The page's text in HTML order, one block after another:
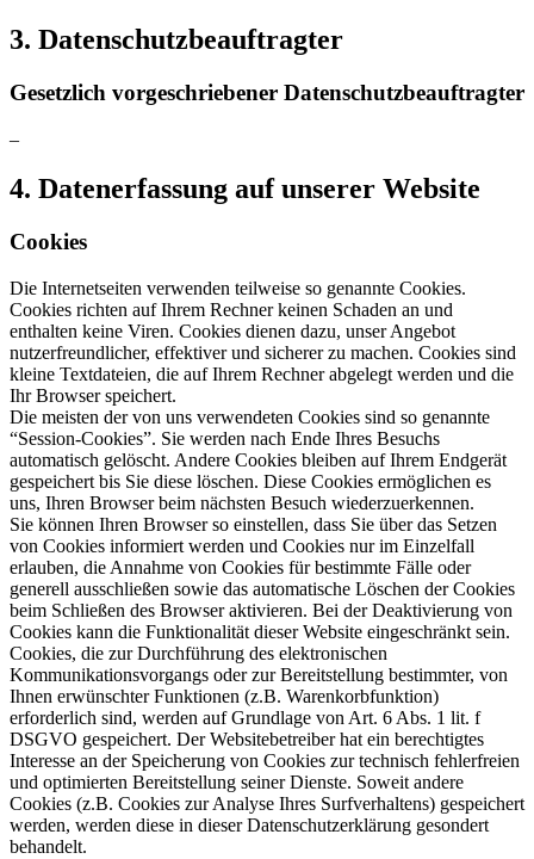
3. Datenschutzbeauftragter
Gesetzlich vorgeschriebener Datenschutzbeauftragter
–
4. Datenerfassung auf unserer Website
Cookies
Die Internetseiten verwenden teilweise so genannte Cookies.
Cookies richten auf Ihrem Rechner keinen Schaden an und
enthalten keine Viren. Cookies dienen dazu, unser Angebot
nutzerfreundlicher, effektiver und sicherer zu machen. Cookies sind
kleine Textdateien, die auf Ihrem Rechner abgelegt werden und die
Ihr Browser speichert.
Die meisten der von uns verwendeten Cookies sind so genannte
“Session-Cookies”. Sie werden nach Ende Ihres Besuchs
automatisch gelöscht. Andere Cookies bleiben auf Ihrem Endgerät
gespeichert bis Sie diese löschen. Diese Cookies ermöglichen es
uns, Ihren Browser beim nächsten Besuch wiederzuerkennen.
Sie können Ihren Browser so einstellen, dass Sie über das Setzen
von Cookies informiert werden und Cookies nur im Einzelfall
erlauben, die Annahme von Cookies für bestimmte Fälle oder
generell ausschließen sowie das automatische Löschen der Cookies
beim Schließen des Browser aktivieren. Bei der Deaktivierung von
Cookies kann die Funktionalität dieser Website eingeschränkt sein.
Cookies, die zur Durchführung des elektronischen
Kommunikationsvorgangs oder zur Bereitstellung bestimmter, von
Ihnen erwünschter Funktionen (z.B. Warenkorbfunktion)
erforderlich sind, werden auf Grundlage von Art. 6 Abs. 1 lit. f
DSGVO gespeichert. Der Websitebetreiber hat ein berechtigtes
Interesse an der Speicherung von Cookies zur technisch fehlerfreien
und optimierten Bereitstellung seiner Dienste. Soweit andere
Cookies (z.B. Cookies zur Analyse Ihres Surfverhaltens) gespeichert
werden, werden diese in dieser Datenschutzerklärung gesondert
behandelt.